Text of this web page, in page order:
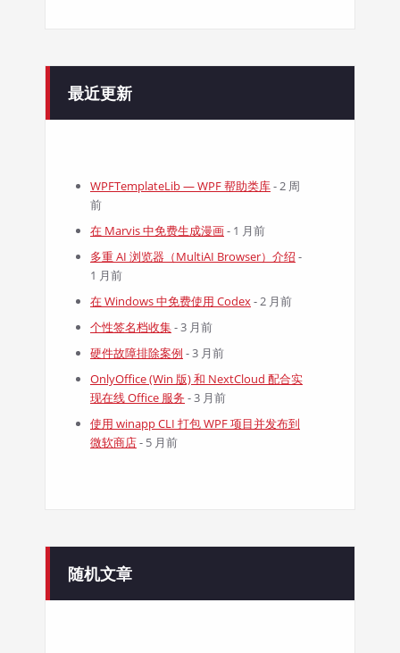
最近更新
WPFTemplateLib — WPF 帮助类库- 2 周
前
在 Marvis 中免费生成漫画- 1 月前
多重 AI 浏览器（MultiAI Browser）介绍 -
1 月前
在 Windows 中免费使用 Codex- 2 月前
个性签名档收集- 3 月前
硬件故障排除案例 - 3 月前
OnlyOffice (Win 版) 和 NextCloud 配合实
现在线 Office 服务 - 3 月前
使用 winapp CLI 打包 WPF 项目并发布到
微软商店- 5 月前
随机文章